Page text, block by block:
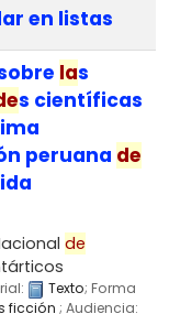
en listas
las
s científicas
peruana de
de
Texto; Forma
ficción ; Audiencia: